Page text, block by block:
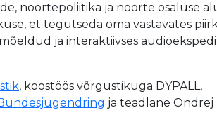
noortepoliitika ja noorte osaluse
et tegutseda oma vastavates
ja interaktiivses
, koostöös võrgustikuga DYPALL,
ja teadlane Ondrej